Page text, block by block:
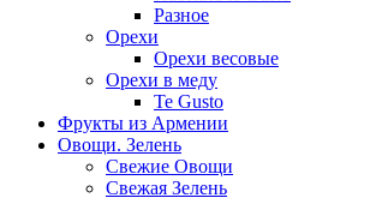
Разное
Орехи
Орехи весовые
Орехи в меду
Te Gusto
Фрукты из Армении
Овощи. Зелень
Свежие Овощи
Свежая Зелень